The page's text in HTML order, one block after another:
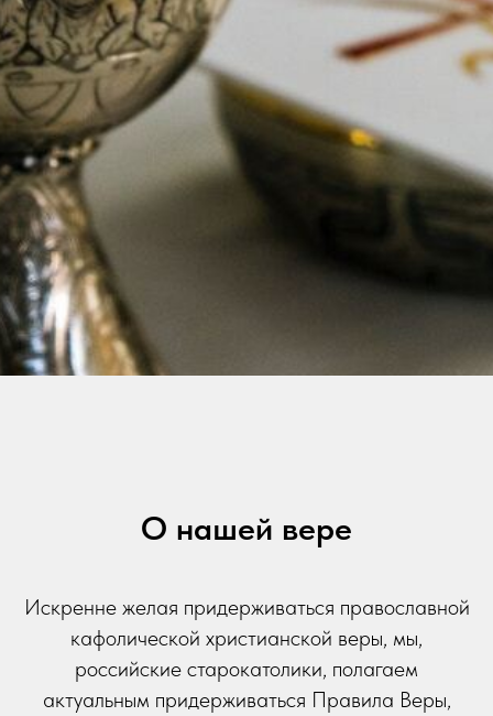
О нашей вере
Искренне желая придерживаться православной
кафолической христианской веры, мы,
российские старокатолики, полагаем
актуальным придерживаться Правила Веры,